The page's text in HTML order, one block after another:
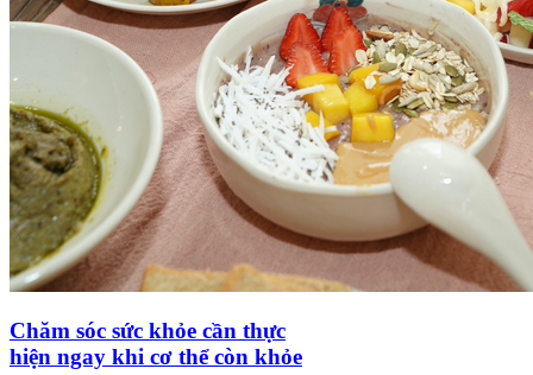
Chăm sóc sức khỏe cần thực
hiện ngay khi cơ thể còn khỏe